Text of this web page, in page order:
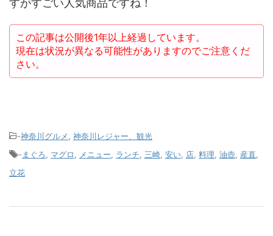
すがすごい人気商品ですね！
この記事は公開後1年以上経過しています。
現在は状況が異なる可能性がありますのでご注意くだ
さい。
-神奈川グルメ
神奈川レジャー、観光
- まぐろ マグロ メニュー ランチ 三崎 安い 店 料理 油壺 産直
立花